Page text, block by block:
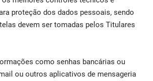
proteção dos dados pessoais, sendo
devem ser tomadas pelos Titulares
como senhas bancárias ou
ou outros aplicativos de mensageria